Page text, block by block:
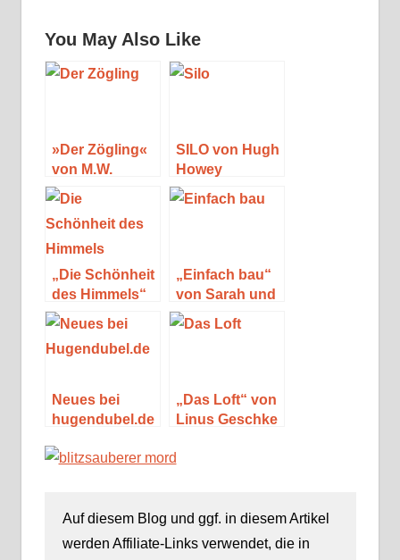
You May Also Like
»Der Zögling«
von M.W.
Craven
SILO von Hugh
Howey
„Die Schönheit
des Himmels“
von Sarah
Biasini
„Einfach bau“
von Sarah und
Christian Bau
Neues bei
hugendubel.de
den perfekten
„Das Loft“ von
Linus Geschke
Auf diesem Blog und ggf. in diesem Artikel
werden Affiliate-Links verwendet, die in